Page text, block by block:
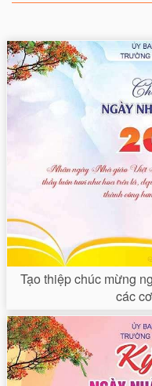
Tạo thiệp chúc mừng
các